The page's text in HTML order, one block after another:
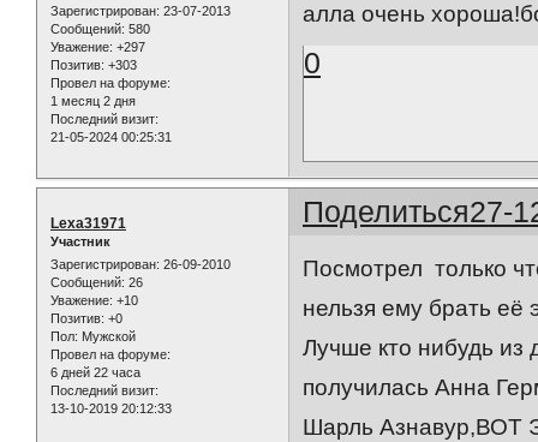
Зарегистрирован: 23-07-2013
Сообщений: 580
Уважение: +297
Позитив: +303
Провел на форуме:
1 месяц 2 дня
Последний визит:
21-05-2024 00:25:31
алла очень
0
Поделиться27-
Lexa31971
Участник
Зарегистрирован: 26-09-2010
Сообщений: 26
Уважение: +10
Позитив: +0
Пол: Мужской
Провел на форуме:
6 дней 22 часа
Последний визит:
13-10-2019 20:12:33
Посмотрел только
нельзя ему брать её
Лучше кто нибудь из
получилась Анна
Шарль Азнавур,ВОТ